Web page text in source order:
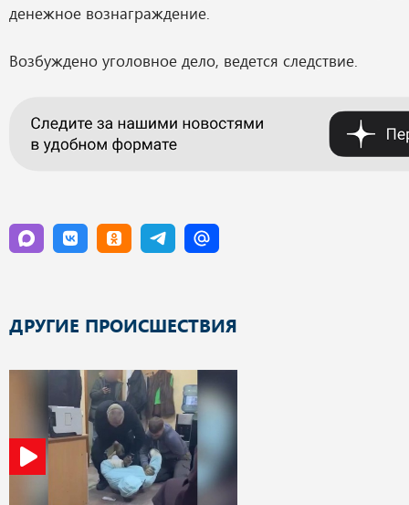
денежное вознаграждение.
Возбуждено уголовное дело, ведется следствие.
ДРУГИЕ ПРОИСШЕСТВИЯ